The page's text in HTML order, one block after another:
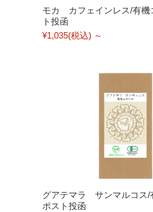
モカ カフェインレス/有機
ト投函
¥1,035(税込) ～
グアテマラ サンマルコス/
ポスト投函